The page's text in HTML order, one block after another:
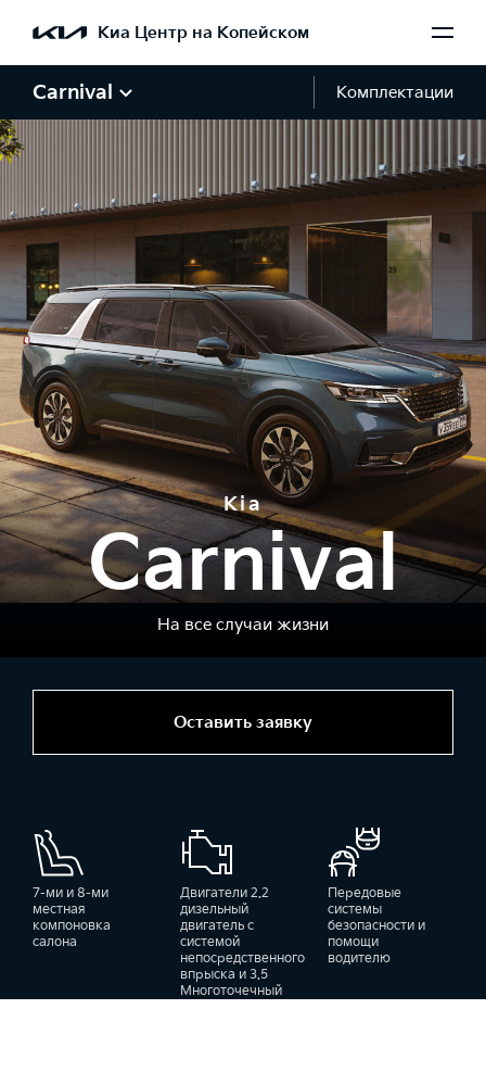
Киа Центр на Копейском
Carnival Комплектации
Оставить заявку
Kia
Carnival
На все случаи жизни
7-ми и 8-ми
местная
компоновка
салона
Двигатели 2.2
дизельный
двигатель с
системой
непосредственного
впрыска и 3.5
Многоточечный
Передовые
системы
безопасности и
помощи
водителю